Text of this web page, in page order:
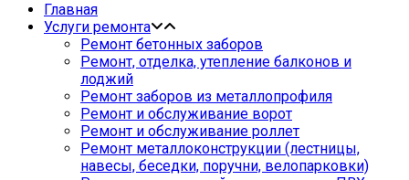
Главная
Услуги ремонта
Ремонт бетонных заборов
Ремонт, отделка, утепление балконов и
лоджий
Ремонт заборов из металлопрофиля
Ремонт и обслуживание ворот
Ремонт и обслуживание роллет
Ремонт металлоконструкции (лестницы,
навесы, беседки, поручни, велопарковки)